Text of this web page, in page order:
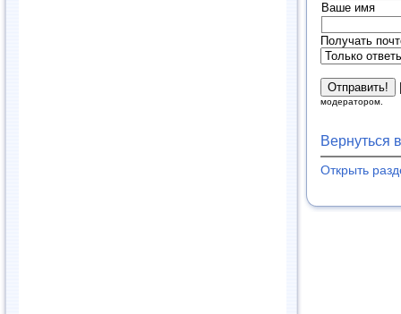
Ваше имя
Получать
модератором.
Вернуться
Открыть